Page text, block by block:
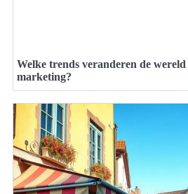
Welke trends veranderen de
marketing?